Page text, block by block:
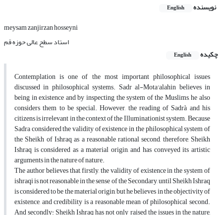
نویسنده English
meysam zanjirzan hosseyni
استاد سطح عالی حوزه قم
چکیده
English
Contemplation is one of the most important philosophical issues
discussed in philosophical systems. Sadr al-Mota'alahin believes in
being in existence and by inspecting the system of the Muslims, he also
considers them to be special. However, the reading of Sadrà and his
citizens is irrelevant in the context of the Illuminationist system. Because
Sadra considered the validity of existence in the philosophical system of
the Sheikh of Ishraq as a reasonable rational second, therefore, Sheikh
Ishraq is considered as a material origin, and has conveyed its artistic
arguments in the nature of nature.
The author believes that, firstly, the validity of existence in the system of
ishraqi is not reasonable in the sense of the Secondary, until Sheikh Ishraq
is considered to be the material origin, but he believes in the objectivity of
existence, and credibility is a reasonable mean of philosophical second.